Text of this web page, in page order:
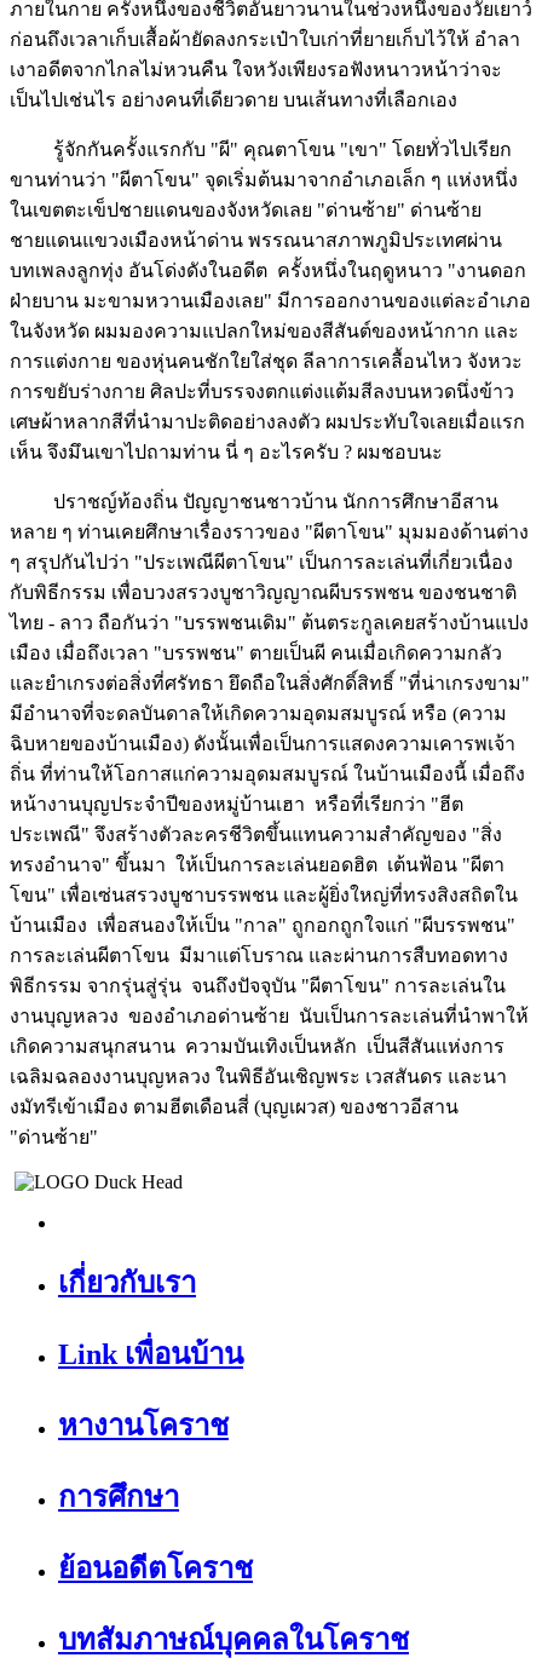
ภายในกาย ครั้งหนึ่งของชีวิตอันยาวนานในช่วงหนึ่งของวัยเยาว์
ก่อนถึงเวลาเก็บเสื้อผ้ายัดลงกระเป๋าใบเก่าที่ยายเก็บไว้ให้ อำลา
เงาอดีตจากไกลไม่หวนคืน ใจหวังเพียงรอฟังหนาวหน้าว่าจะ
เป็นไปเช่นไร อย่างคนที่เดียวดาย บนเส้นทางที่เลือกเอง
รู้จักกันครั้งแรกกับ "ผี" คุณตาโขน "เขา" โดยทั่วไปเรียก
ขานท่านว่า "ผีตาโขน" จุดเริ่มต้นมาจากอำเภอเล็ก ๆ แห่งหนึ่ง
ในเขตตะเข็ปชายแดนของจังหวัดเลย "ด่านซ้าย" ด่านซ้าย
ชายแดนแขวงเมืองหน้าด่าน พรรณนาสภาพภูมิประเทศผ่าน
บทเพลงลูกทุ่ง อันโด่งดังในอดีต ครั้งหนึ่งในฤดูหนาว "งานดอก
ฝ่ายบาน มะขามหวานเมืองเลย" มีการออกงานของแต่ละอำเภอ
ในจังหวัด ผมมองความแปลกใหม่ของสีสันต์ของหน้ากาก และ
การแต่งกาย ของหุ่นคนชักใยใส่ชุด ลีลาการเคลื้อนไหว จังหวะ
การขยับร่างกาย ศิลปะที่บรรจงตกแต่งแต้มสีลงบนหวดนึ่งข้าว
เศษผ้าหลากสีที่นำมาปะติดอย่างลงตัว ผมประทับใจเลยเมื่อแรก
เห็น จึงมึนเขาไปถามท่าน นี่ ๆ อะไรครับ ? ผมชอบนะ
ปราชญ์ท้องถิ่น ปัญญาชนชาวบ้าน นักการศึกษาอีสาน
หลาย ๆ ท่านเคยศึกษาเรื่องราวของ "ผีตาโขน" มุมมองด้านต่าง
ๆ สรุปกันไปว่า "ประเพณีผีตาโขน" เป็นการละเล่นที่เกี่ยวเนื่อง
กับพิธีกรรม เพื่อบวงสรวงบูชาวิญญาณผีบรรพชน ของชนชาติ
ไทย - ลาว ถือกันว่า "บรรพชนเดิม" ต้นตระกูลเคยสร้างบ้านแปง
เมือง เมื่อถึงเวลา "บรรพชน" ตายเป็นผี คนเมื่อเกิดความกลัว
และยำเกรงต่อสิ่งที่ศรัทธา ยึดถือในสิ่งศักดิ์สิทธิ์ "ที่น่าเกรงขาม"
มีอำนาจที่จะดลบันดาลให้เกิดความอุดมสมบูรณ์ หรือ (ความ
ฉิบหายของบ้านเมือง) ดังนั้นเพื่อเป็นการแสดงความเคารพเจ้า
ถิ่น ที่ท่านให้โอกาสแก่ความอุดมสมบูรณ์ ในบ้านเมืองนี้ เมื่อถึง
หน้างานบุญประจำปีของหมู่บ้านเฮา หรือที่เรียกว่า "ฮีต
ประเพณี" จึงสร้างตัวละครชีวิตขึ้นแทนความสำคัญของ "สิ่ง
ทรงอำนาจ" ขึ้นมา ให้เป็นการละเล่นยอดฮิต เต้นฟ้อน "ผีตา
โขน" เพื่อเซ่นสรวงบูชาบรรพชน และผู้ยิ่งใหญ่ที่ทรงสิงสถิตใน
บ้านเมือง เพื่อสนองให้เป็น "กาล" ถูกอกถูกใจแก่ "ผีบรรพชน"
การละเล่นผีตาโขน มีมาแต่โบราณ และผ่านการสืบทอดทาง
พิธีกรรม จากรุ่นสู่รุ่น จนถึงปัจจุบัน "ผีตาโขน" การละเล่นใน
งานบุญหลวง ของอำเภอด่านซ้าย นับเป็นการละเล่นที่นำพาให้
เกิดความสนุกสนาน ความบันเทิงเป็นหลัก เป็นสีสันแห่งการ
เฉลิมฉลองงานบุญหลวง ในพิธีอันเชิญพระ เวสสันดร และนา
งมัทรีเข้าเมือง ตามฮีตเดือนสี่ (บุญเผวส) ของชาวอีสาน
"ด่านซ้าย"
เกี่ยวกับเรา
Link เพื่อนบ้าน
หางานโคราช
การศึกษา
ย้อนอดีตโคราช
บทสัมภาษณ์บุคคลในโคราช